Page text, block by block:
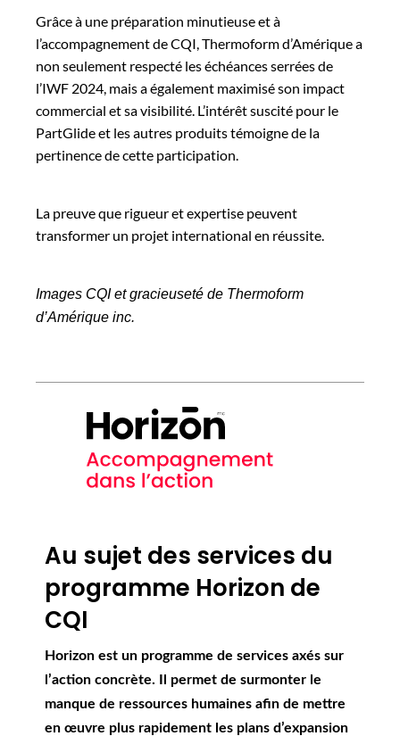
Grâce à une préparation minutieuse et à
l’accompagnement de CQI, Thermoform d’Amérique a
non seulement respecté les échéances serrées de
l’IWF 2024, mais a également maximisé son impact
commercial et sa visibilité. L’intérêt suscité pour le
PartGlide et les autres produits témoigne de la
pertinence de cette participation.
La preuve que rigueur et expertise peuvent
transformer un projet international en réussite.
Images CQI et gracieuseté de Thermoform
d’Amérique inc.
Au sujet des services du
programme Horizon de
CQI
Horizon est un programme de services axés sur
l’action concrète. Il permet de surmonter le
manque de ressources humaines afin de mettre
en œuvre plus rapidement les plans d’expansion